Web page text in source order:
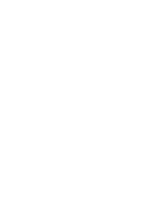
2026
al compagno violento:
nero. Torna il Piano